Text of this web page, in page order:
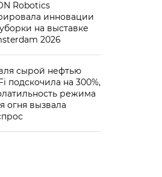
Robotics
инновации
на выставке
2026
сырой нефтью
подскочила на 300%,
режима
огня вызвала